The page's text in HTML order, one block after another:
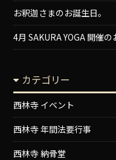
お釈迦さまのお誕生日。
4月 SAKURA YOGA 開催の
カテゴリー
西林寺 イベント
西林寺 年間法要行事
西林寺 納骨堂